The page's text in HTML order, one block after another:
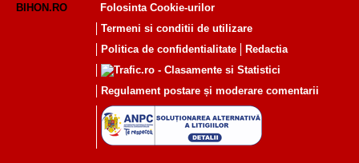
BIHON.RO
Folosinta Cookie-urilor
Termeni si conditii de utilizare
Politica de confidentialitate
Redactia
Regulament postare și moderare comentarii